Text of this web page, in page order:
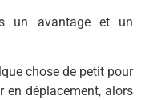
un avantage et un
chose de petit pour
en déplacement, alors